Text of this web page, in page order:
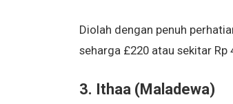
Diolah dengan penuh
seharga £220 atau sekitar Rp
3. Ithaa (Maladewa)